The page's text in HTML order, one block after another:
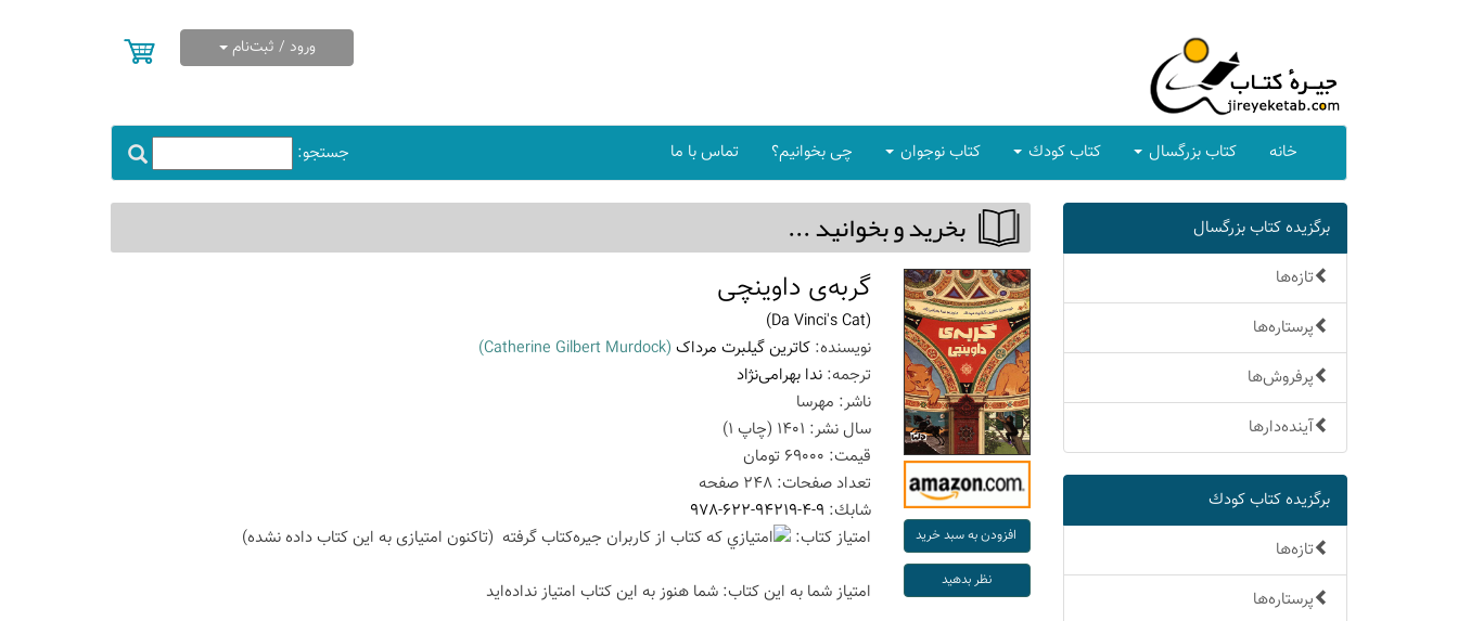
ورود / ثبت‌نام
جستجو: خانه كتاب بزرگسال كتاب كودك كتاب نوجوان چی بخوانیم؟ تماس با ما
برگزیده كتاب بزرگسال
تازه‌ها
پرستاره‌ها
پرفروش‌ها
آینده‌دارها
برگزیده كتاب كودك
تازه‌ها
پرستاره‌ها
بخريد و بخوانيد ...
گربه‌ی داوینچی
(Da Vinci's Cat)
نویسنده: کاترین گیلبرت مرداک (Catherine Gilbert Murdock)
ترجمه: ندا بهرامی‌نژاد
ناشر: مهرسا
سال نشر: 1401 (چاپ 1
)
قیمت: 69000 تومان
تعداد صفحات: 248 صفحه
شابك: 978-622-94219-4-9
امتیاز كتاب:
(تاكنون امتیازی به این كتاب داده نشده)
امتیاز شما به این كتاب: شما هنوز به این كتاب امتیاز نداده‌اید